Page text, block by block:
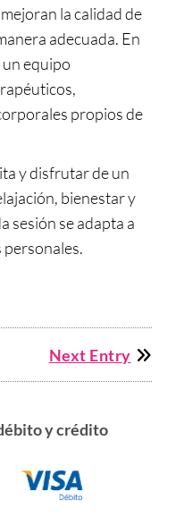
la calidad de
adecuada. En
equipo
propios de
y disfrutar de un
bienestar y
sesión se adapta a
personales.
Next Entry
y crédito